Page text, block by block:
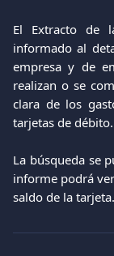
El Extracto de
informado al
empresa y de
realizan o se
clara de los
tarjetas de débito.
La búsqueda se
informe podrá
saldo de la tarjeta.